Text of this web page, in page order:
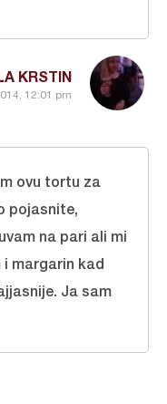
KRSTIN
12:01 pm
ovu tortu za
pojasnite,
na pari ali mi
margarin kad
Ja sam